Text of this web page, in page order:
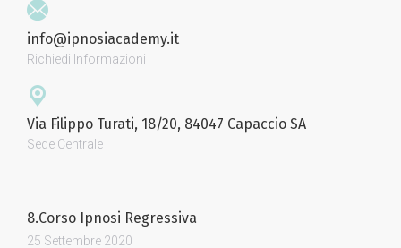
info@ipnosiacademy.it
Richiedi Informazioni
Via Filippo Turati, 18/20, 84047 Capaccio SA
Sede Centrale
8.Corso Ipnosi Regressiva
25 Settembre 2020